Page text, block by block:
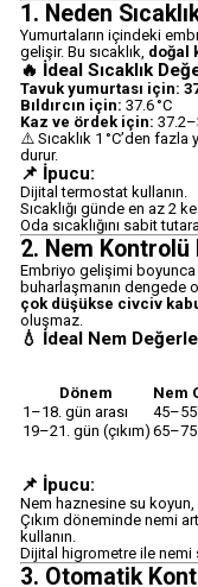
1. Neden
Yumurtaların içindeki
gelişir. Bu sıcaklık, doğal
🔥 İdeal Sıcaklık
Tavuk yumurtası için:
Bıldırcın için: 37.6 °C
Kaz ve ördek için:
⚠️ Sıcaklık 1 °C’den
durur.
📌 İpucu:
Dijital termostat kullanın.
Sıcaklığı günde en az 2
Oda sıcaklığını sabit
2. Nem Kontrolü
Embriyo gelişimi boyunca
buharlaşmanın dengede
çok düşükse civciv
oluşmaz.
💧 İdeal Nem
Dönem
Nem
1–18. gün arası
19–21. gün (çıkım)
📌 İpucu:
Nem haznesine su
Çıkım döneminde nemi
kullanın.
Dijital higrometre ile nemi
3. Otomatik